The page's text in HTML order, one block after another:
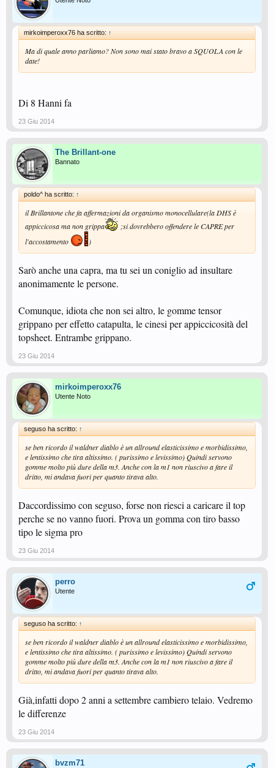
mirkoimperoxx76 ha scritto: ↑
Ma di quale anno parliamo? Non sono mai stato bravo a SQUOLA con le
date!
Di 8 Hanni fa
23 Giu 2014
The Brillant-one
Bannato
poldo^ ha scritto: ↑
il Brillantone che fa affermazioni da organismo monocellulare(la DHS è
appiccicosa ma non grippa
;si dovrebbero offendere le CAPRE per
l'accostamento
)
Sarò anche una capra, ma tu sei un coniglio ad insultare
anonimamente le persone.
Comunque, idiota che non sei altro, le gomme tensor
grippano per effetto catapulta, le cinesi per appiccicosità del
topsheet. Entrambe grippano.
23 Giu 2014
mirkoimperoxx76
Utente Noto
seguso ha scritto: ↑
se ben ricordo il waldner diablo è un allround elasticissimo e morbidissimo,
e lentissimo che tira altissimo. ( purissimo e levissimo) Quindi servono
gomme molto più dure della m3. Anche con la m1 non riuscivo a fare il
dritto, mi andava fuori per quanto tirava alto.
Daccordissimo con seguso, forse non riesci a caricare il top
perche se no vanno fuori. Prova un gomma con tiro basso
tipo le sigma pro
23 Giu 2014
perro
Utente
seguso ha scritto: ↑
se ben ricordo il waldner diablo è un allround elasticissimo e morbidissimo,
e lentissimo che tira altissimo. ( purissimo e levissimo) Quindi servono
gomme molto più dure della m3. Anche con la m1 non riuscivo a fare il
dritto, mi andava fuori per quanto tirava alto.
Già,infatti dopo 2 anni a settembre cambiero telaio. Vedremo
le differenze
23 Giu 2014
bvzm71